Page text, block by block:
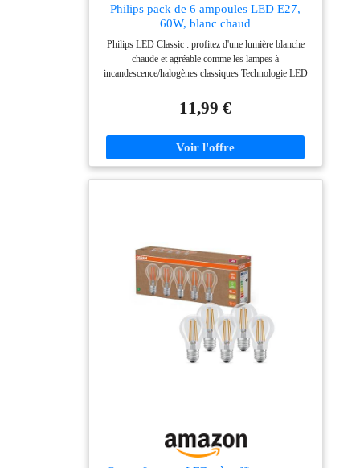
Philips pack de 6 ampoules LED E27,
60W, blanc chaud
Philips LED Classic : profitez d'une lumière blanche
chaude et agréable comme les lampes à
incandescence/halogènes classiques Technologie LED
jusqu'à 15 ans Faible consommation d'énergie : Jusqu'à
90 % d'économies d'énergie par rapport aux ampoules
lumière de haute qualité grâce à la dernière technologie
LED Rendu des couleurs élevé pour des couleurs
11,99 €